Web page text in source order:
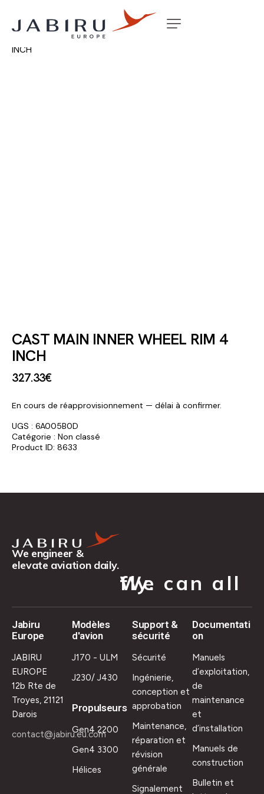
Accueil Non classé
INCH
CAST MAIN INNER WHEEL RIM 4
INCH
327.33€
En cours de réapprovisionnement — délai à confirmer.
UGS : 6A005B0D
Catégorie : Non classé
Product ID: 8633
We engineer &
elevate aviation daily.
We can all fly.
Jabiru
Europe
JABIRU
EUROPE
12b Rte de
Troyes, 21121
Darois
contact@jabiru.eu.com
Modèles
d'avion
J170 - ULM
J230/ J430
Propulseurs
Gen4 2200
Gen4 3300
Hélices
Support &
sécurité
Sécurité
Ingénierie,
conception et
approbation
Maintenance,
réparation et
révision
générale
Signalement
Documentati
on
Manuels
d’exploitation,
de
maintenance
et
d’installation
Manuels de
construction
Bulletin et